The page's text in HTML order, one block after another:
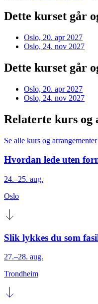
Dette kurset går
Oslo, 20. apr 2027
Oslo, 24. nov 2027
Dette kurset går
Oslo, 20. apr 2027
Oslo, 24. nov 2027
Relaterte kurs og
Se alle kurs og arrangementer
Hvordan lede uten
24.–25. aug.
Oslo
Slik lykkes du som
27.–28. aug.
Trondheim